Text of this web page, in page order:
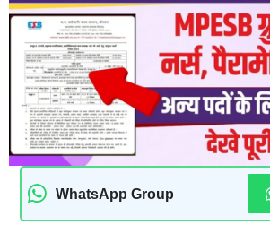
WhatsApp Group